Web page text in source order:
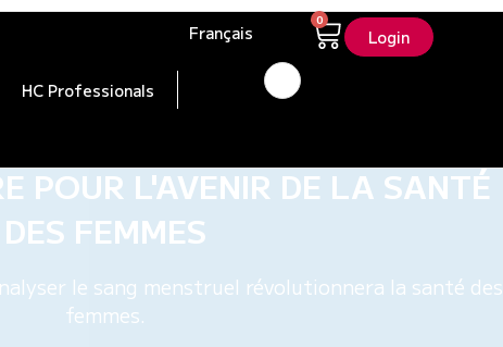
HC Professionals
Français
0
Login
POUR L'AVENIR DE LA SANTÉ
DES FEMMES
le sang menstruel révolutionnera la santé des
femmes.